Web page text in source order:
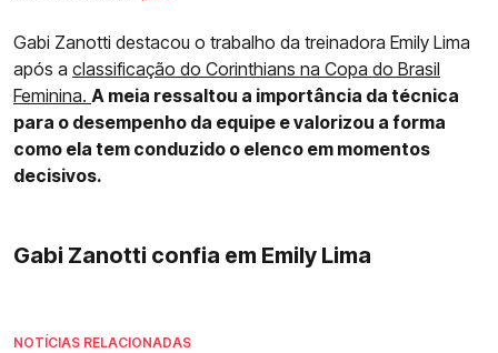
Gabi Zanotti destacou o trabalho da treinadora Emily Lima
após a classificação do Corinthians na Copa do Brasil
Feminina. A meia ressaltou a importância da técnica
para o desempenho da equipe e valorizou a forma
como ela tem conduzido o elenco em momentos
decisivos.
Gabi Zanotti confia em Emily Lima
NOTÍCIAS RELACIONADAS